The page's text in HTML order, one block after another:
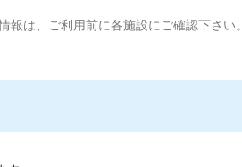
は、ご利用前に各施設にご確認下さい。